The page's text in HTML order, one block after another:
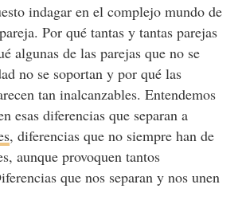
indagar en el complejo mundo de
Por qué tantas y tantas parejas
algunas de las parejas que no se
no se soportan y por qué las
tan inalcanzables. Entendemos
esas diferencias que separan a
, diferencias que no siempre han de
aunque provoquen tantos
que nos separan y nos unen